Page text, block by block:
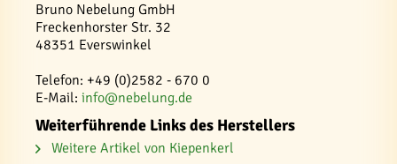
Bruno Nebelung GmbH
Freckenhorster Str. 32
48351 Everswinkel
Telefon: +49 (0)2582 - 670 0
E-Mail: info@nebelung.de
Weiterführende Links des Herstellers
Weitere Artikel von Kiepenkerl